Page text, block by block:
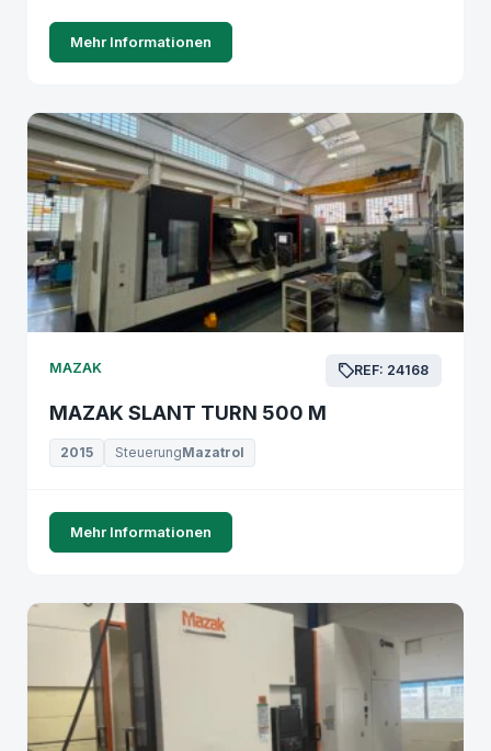
Mehr Informationen
MAZAK REF: 24168
MAZAK SLANT TURN 500 M
2015 SteuerungMazatrol
Mehr Informationen